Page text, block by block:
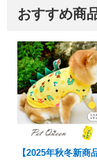
おすすめ商
【2025年秋冬新商